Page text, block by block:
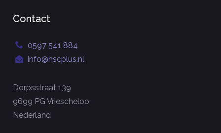
Contact
0597 541 884
info@hscplus.nl
Dorpsstraat 139
9699 PG Vriescheloo
Nederland